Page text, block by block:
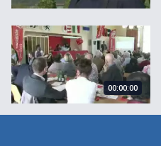
La Télé en campagne du
00:00:00